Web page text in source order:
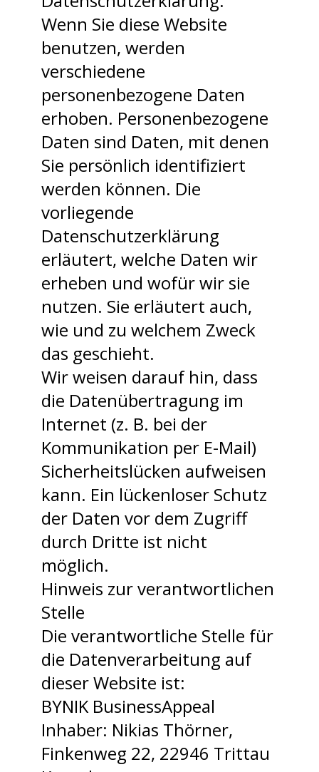
Wenn Sie diese Website
benutzen, werden
verschiedene
personenbezogene Daten
erhoben. Personenbezogene
Daten sind Daten, mit denen
Sie persönlich identifiziert
werden können. Die
vorliegende
Datenschutzerklärung
erläutert, welche Daten wir
erheben und wofür wir sie
nutzen. Sie erläutert auch,
wie und zu welchem Zweck
das geschieht.
Wir weisen darauf hin, dass
die Datenübertragung im
Internet (z. B. bei der
Kommunikation per E-Mail)
Sicherheitslücken aufweisen
kann. Ein lückenloser Schutz
der Daten vor dem Zugriff
durch Dritte ist nicht
möglich.
Hinweis zur verantwortlichen
Stelle
Die verantwortliche Stelle für
die Datenverarbeitung auf
dieser Website ist:
BYNIK BusinessAppeal
Inhaber: Nikias Thörner,
Finkenweg 22, 22946 Trittau